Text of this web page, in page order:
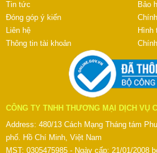
Tin tức
Đóng góp ý kiến
Liên hệ
Thông tin tài khoản
Bảo
Hình
CÔNG TY TNHH THƯƠNG MẠI DỊCH VỤ
Address: 480/13 Cách Mạng Tháng tám
phố. Hồ Chí Minh, Việt Nam
MST: 0305475985 - Ngày cấp: 21/01/